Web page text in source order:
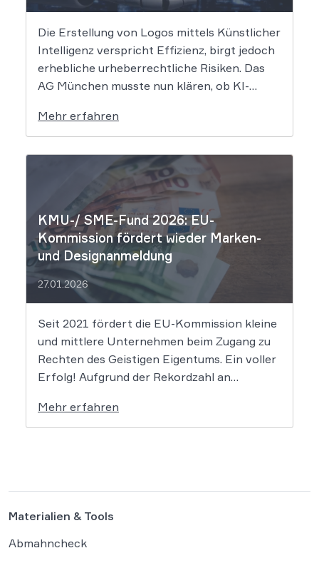
Die Erstellung von Logos mittels Künstlicher
Intelligenz verspricht Effizienz, birgt jedoch
erhebliche urheberrechtliche Risiken. Das
AG München musste nun klären, ob KI-
Schöpfungsgrad erreichen, um rechtlichen
Schutz gegen Nachahmung zu genießen. Die
Entscheidung verdeutlicht, dass der bloße
Einsatz von Algorithmen ohne menschliche
Prägung den Schutzraum des […]
Mehr erfahren
KMU-/ SME-Fund 2026: EU-
Kommission fördert wieder Marken-
und Designanmeldung
27.01.2026
Seit 2021 fördert die EU-Kommission kleine
und mittlere Unternehmen beim Zugang zu
Rechten des Geistigen Eigentums. Ein voller
Erfolg! Aufgrund der Rekordzahl an
Powered for Business“ wurden die
zugewiesenen Mittel in den letzten Jahren
Mehr erfahren
Materialien & Tools
Abmahncheck